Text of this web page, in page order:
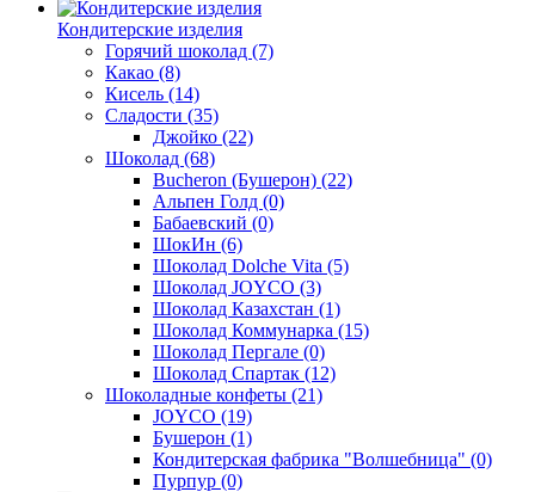
Кондитерские изделия
Горячий шоколад (7)
Какао (8)
Кисель (14)
Сладости (35)
Джойко (22)
Шоколад (68)
Bucheron (Бушерон) (22)
Альпен Голд (0)
Бабаевский (0)
ШокИн (6)
Шоколад Dolche Vita (5)
Шоколад JOYCO (3)
Шоколад Казахстан (1)
Шоколад Коммунарка (15)
Шоколад Пергале (0)
Шоколад Спартак (12)
Шоколадные конфеты (21)
JOYCO (19)
Бушерон (1)
Кондитерская фабрика "Волшебница" (0)
Пурпур (0)